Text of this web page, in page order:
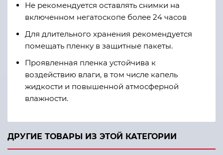
Не рекомендуется оставлять снимки на
включенном негатоскопе более 24 часов
Для длительного хранения рекомендуется
помещать пленку в защитные пакеты.
Проявленная пленка устойчива к
воздействию влаги, в том числе капель
жидкости и повышенной атмосферной
влажности.
ДРУГИЕ ТОВАРЫ ИЗ ЭТОЙ КАТЕГОРИИ